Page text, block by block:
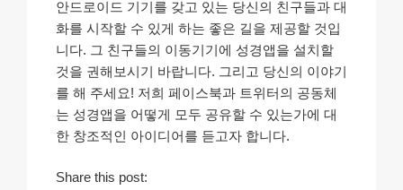
안드로이드 기기를 갖고 있는 당신의 친구들과 대
화를 시작할 수 있게 하는 좋은 길을 제공할 것입
니다. 그 친구들의 이동기기에 성경앱을 설치할
것을 권해보시기 바랍니다. 그리고 당신의 이야기
를 해 주세요! 저희 페이스북과 트위터의 공동체
는 성경앱을 어떻게 모두 공유할 수 있는가에 대
한 창조적인 아이디어를 듣고자 합니다.
Share this post: